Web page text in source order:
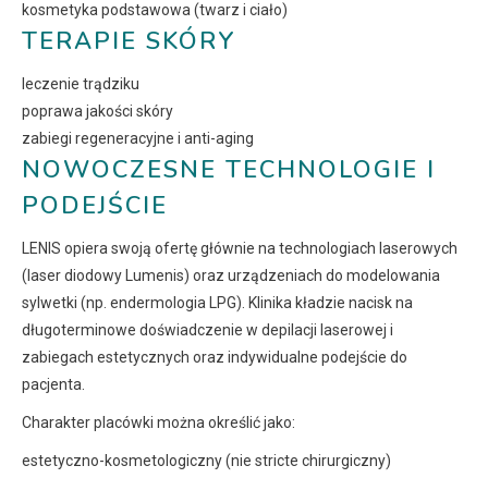
kosmetyka podstawowa (twarz i ciało)
TERAPIE SKÓRY
leczenie trądziku
poprawa jakości skóry
zabiegi regeneracyjne i anti-aging
NOWOCZESNE TECHNOLOGIE I
PODEJŚCIE
LENIS opiera swoją ofertę głównie na technologiach laserowych
(laser diodowy Lumenis) oraz urządzeniach do modelowania
sylwetki (np. endermologia LPG). Klinika kładzie nacisk na
długoterminowe doświadczenie w depilacji laserowej i
zabiegach estetycznych oraz indywidualne podejście do
pacjenta.
Charakter placówki można określić jako:
estetyczno-kosmetologiczny (nie stricte chirurgiczny)